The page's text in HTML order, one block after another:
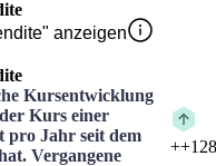
anzeigen
Kursentwicklung
Kurs einer
Jahr seit dem
Vergangene
+